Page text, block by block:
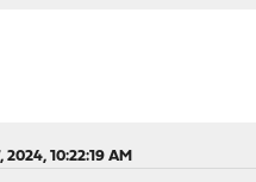
2024, 10:22:19 AM